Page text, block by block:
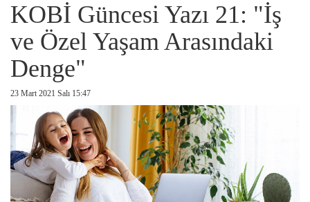
KOBİ Güncesi Yazı 21: "İş
ve Özel Yaşam Arasındaki
Denge"
23 Mart 2021 Salı 15:47